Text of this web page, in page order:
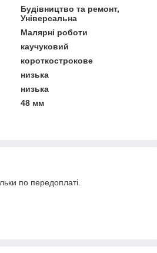
Будівництво та ремонт,
Універсальна
Малярні роботи
каучуковий
короткострокове
низька
низька
48 мм
по передоплаті.